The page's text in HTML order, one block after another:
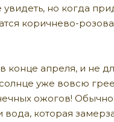
но когда
коричнево-
конце апреля, и не
уже вовсю
ожогов!
вода, которая